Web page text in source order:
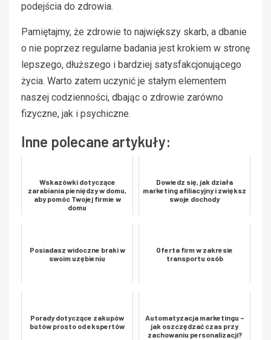
podejścia do zdrowia.
Pamiętajmy, że zdrowie to największy skarb, a dbanie
o nie poprzez regularne badania jest krokiem w stronę
lepszego, dłuższego i bardziej satysfakcjonującego
życia. Warto zatem uczynić je stałym elementem
naszej codzienności, dbając o zdrowie zarówno
fizyczne, jak i psychiczne.
Inne polecane artykuły:
Wskazówki dotyczące
zarabiania pieniędzy w domu,
aby pomóc Twojej firmie w
domu
Dowiedz się, jak działa
marketing afiliacyjny i zwiększ
swoje dochody
Posiadasz widoczne braki w
swoim uzębieniu
Oferta firm w zakresie
transportu osób
Porady dotyczące zakupów
butów prosto od ekspertów
Automatyzacja marketingu –
jak oszczędzać czas przy
zachowaniu personalizacji?